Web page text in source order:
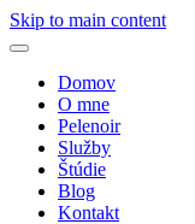
Skip to main content
Domov
O mne
Pelenoir
Služby
Štúdie
Blog
Kontakt